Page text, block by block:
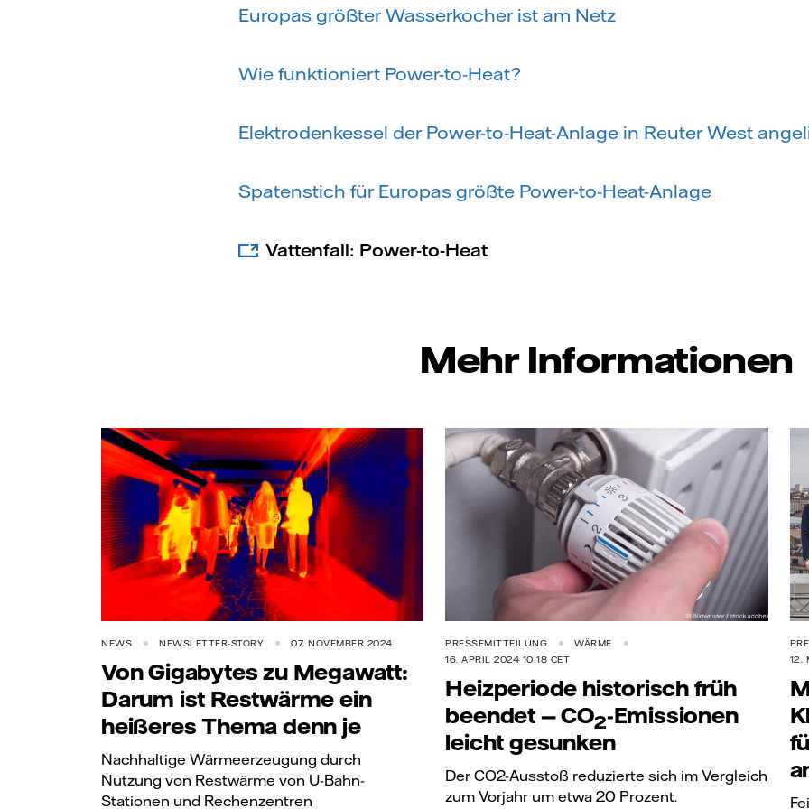
Europas größter Wasserkocher ist am Netz
Wie funktioniert Power-to-Heat?
Elektrodenkessel der Power-to-Heat-Anlage in Reuter West
Spatenstich für Europas größte Power-to-Heat-Anlage
Vattenfall: Power-to-Heat
Mehr Informationen
NEWS NEWSLETTER-STORY 07. NOVEMBER 2024
Von Gigabytes zu Megawatt:
Darum ist Restwärme ein
heißeres Thema denn je
Nachhaltige Wärmeerzeugung durch
Nutzung von Restwärme von U-Bahn-
Stationen und Rechenzentren
PRESSEMITTEILUNG
WÄRME
16. APRIL 2024 10:18 CET
Heizperiode historisch früh
beendet —CO2-Emissionen
leicht gesunken
Der CO2-Ausstoß reduzierte sich im Vergleich
zum Vorjahr um etwa 20 Prozent.
12.